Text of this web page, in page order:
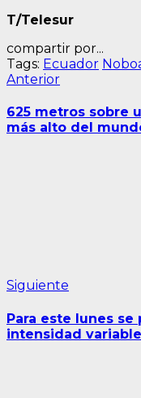
T/Telesur
compartir por...
Tags: Ecuador
Navegación
de
entradas
AnteriorEntrada
625 metros sobre
más alto del
Siguiente
Para este lunes
intensidad variable